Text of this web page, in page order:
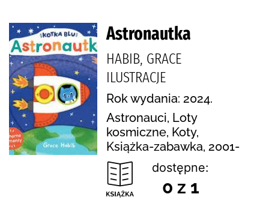
Astronautka
HABIB, GRACE
ILUSTRACJE
Rok wydania: 2024.
Astronauci, Loty
kosmiczne, Koty,
Książka-zabawka, 2001-
dostępne:
0 z 1